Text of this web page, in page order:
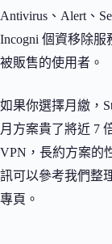
Antivirus、Alert、
Incogni 個資移除
被販售的使用者。
如果你選擇月繳，
月方案貴了將近 7
VPN，長約方案的
訊可以參考我們整
專頁。